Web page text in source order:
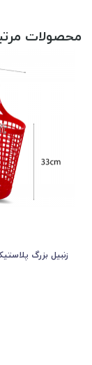
محصولات
زنبیل بزرگ